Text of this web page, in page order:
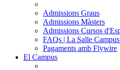
Admissions Graus
Admissions Màsters
Admissions Cursos
FAQs | La Salle
Pagaments amb Flywire
El Campus